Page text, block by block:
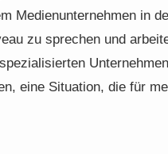
Medienunternehmen in
zu sprechen und
eine Situation, die für